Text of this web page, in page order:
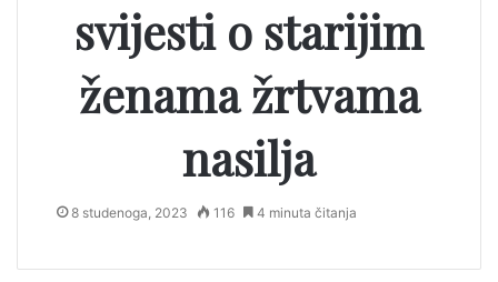
svijesti o starijim
ženama žrtvama
nasilja
8 studenoga, 2023 116 4 minuta čitanja